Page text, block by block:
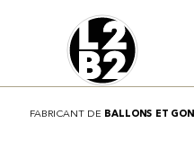
FABRICANT DE BAL LONS ET GON